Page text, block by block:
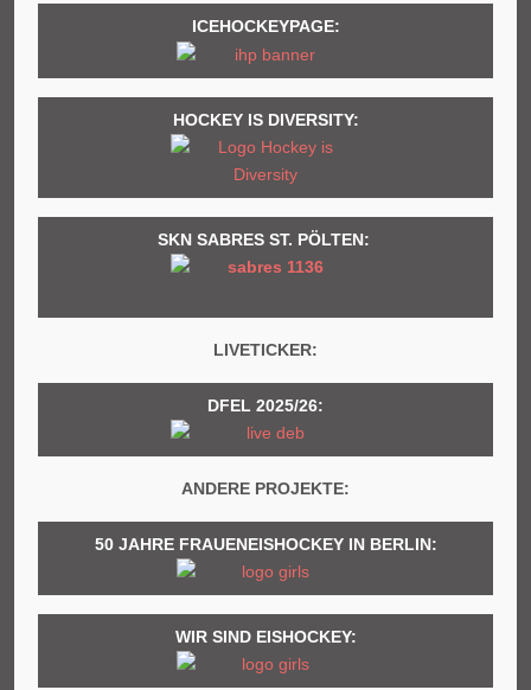
ICEHOCKEYPAGE:
HOCKEY IS DIVERSITY:
SKN SABRES ST. PÖLTEN:
LIVETICKER:
DFEL 2025/26:
ANDERE PROJEKTE:
50 JAHRE FRAUENEISHOCKEY IN BERLIN:
WIR SIND EISHOCKEY: